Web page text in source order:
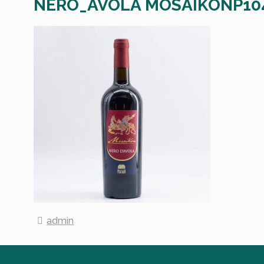
NERO_AVOLA
admin